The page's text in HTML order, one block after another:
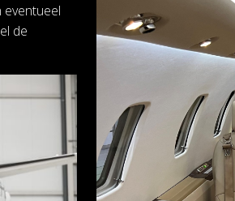
eventueel
de